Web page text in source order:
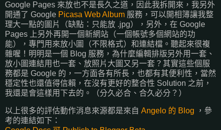
Google Pages 來放也不是長久之道，因此我拆開來，我另外
開通了 Google Picasa Web Album 服務，可以開相簿讓我整
理大一點的圖片（缺點：只能放 .jpg），另外，在 Google
Pages 上另外再開一個新網站（一個帳號多個網站的功
能），專門用來放小圖（不限格式）和連結檔。聽起來很複
雜喔！明明是一個 Blog 服務，為什麼編輯排版另外用一套、
放小圖連結用也一套、放照片大圖又另一套？其實這些個服
務都是 Google 的，一方面各有所長，也都有其便利性，當然
穩定性也還值得信賴，在沒有更好的整合性 Solution 之前，
我還是會這樣用下去的。（分久必合、合久必分？）
以上很多的評估動作消息來源都是來自 Angelo 的 Blog ，參
考的連結如下：